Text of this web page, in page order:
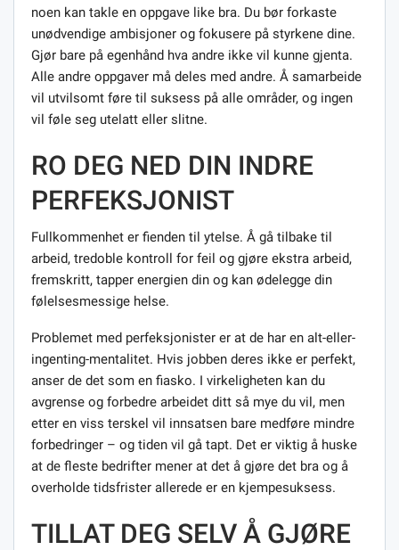
noen kan takle en oppgave like bra. Du bør forkaste
unødvendige ambisjoner og fokusere på styrkene dine.
Gjør bare på egenhånd hva andre ikke vil kunne gjenta.
Alle andre oppgaver må deles med andre. Å samarbeide
vil utvilsomt føre til suksess på alle områder, og ingen
vil føle seg utelatt eller slitne.
RO DEG NED DIN INDRE
PERFEKSJONIST
Fullkommenhet er fienden til ytelse. Å gå tilbake til
arbeid, tredoble kontroll for feil og gjøre ekstra arbeid,
fremskritt, tapper energien din og kan ødelegge din
følelsesmessige helse.
Problemet med perfeksjonister er at de har en alt-eller-
ingenting-mentalitet. Hvis jobben deres ikke er perfekt,
anser de det som en fiasko. I virkeligheten kan du
avgrense og forbedre arbeidet ditt så mye du vil, men
etter en viss terskel vil innsatsen bare medføre mindre
forbedringer – og tiden vil gå tapt. Det er viktig å huske
at de fleste bedrifter mener at det å gjøre det bra og å
overholde tidsfrister allerede er en kjempesuksess.
TILLAT DEG SELV Å GJØRE